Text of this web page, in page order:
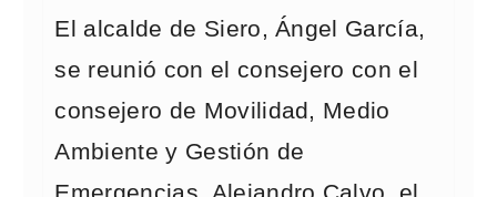
El alcalde de Siero, Ángel García,
se reunió con el consejero con el
consejero de Movilidad, Medio
Ambiente y Gestión de